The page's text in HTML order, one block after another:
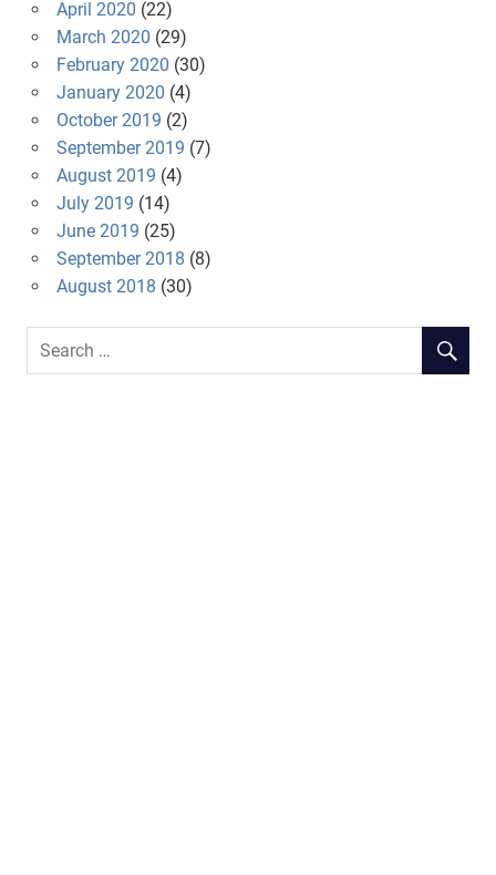
April 2020 (22)
March 2020 (29)
February 2020 (30)
January 2020 (4)
October 2019 (2)
September 2019 (7)
August 2019 (4)
July 2019 (14)
June 2019 (25)
September 2018 (8)
August 2018 (30)